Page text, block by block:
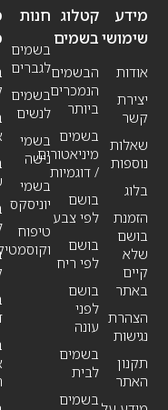
מידע
שימושי
אודות
יצירת
קשר
שאלות
נוספות
בלוג
הזמנת
בושם
שלא
קיים
באתר
הצהרת
נגישות
תקנון
האתר
חנות
בשמים
לגברים
בשמים
לנשים
בשמי
נישה
בשמי
יוניסקס
טיפוח
קטלוג
בשמים
הבשמים
הנמכרים
ביותר
בשמים
מיניאטורים
/ דוגמיות
בושם
לפי צבע
בושם
לפי ריח
בושם
לפני
עונה
בשמים
לבית
בשמים